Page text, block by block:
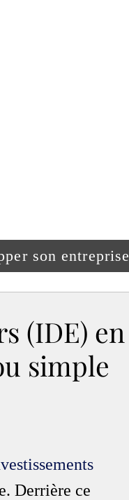
son entreprise
(IDE) en
simple
Derrière ce